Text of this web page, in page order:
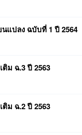
แปลง ฉบับที่ 1 ปี 2564
ม ฉ.3 ปี 2563
ม ฉ.2 ปี 2563